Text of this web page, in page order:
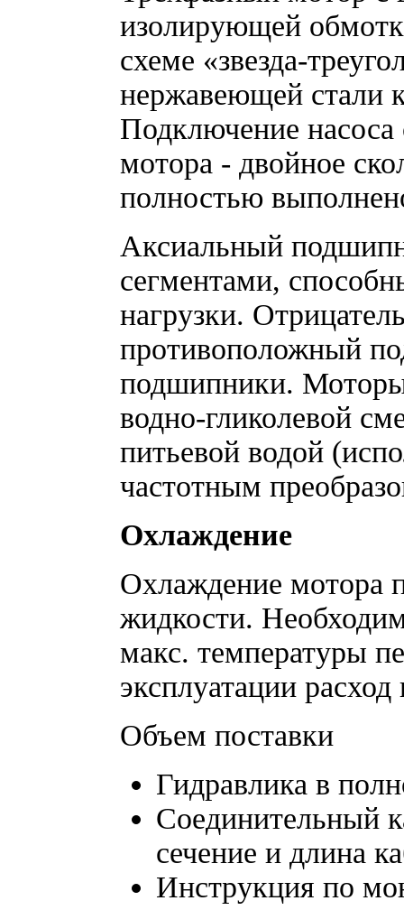
изолирующей
схеме «звезда-
нержавеющей стали
Подключение насоса
мотора - двойное
полностью
Аксиальный
сегментами,
нагрузки.
противоположный
подшипники. Моторы
водно-гликолевой
питьевой водой
частотным
Охлаждение
Охлаждение мотора
жидкости.
макс. температуры
эксплуатации
Объем поставки
Гидравлика в
Соединительный
сечение и длина
Инструкция по